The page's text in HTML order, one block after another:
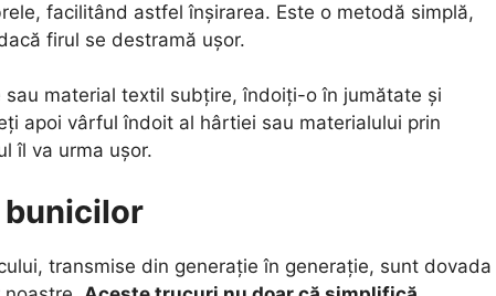
facilitând astfel înșirarea. Este o metodă simplă,
firul se destramă ușor.
material textil subțire, îndoiți-o în jumătate și
apoi vârful îndoit al hârtiei sau materialului prin
îl va urma ușor.
transmise din generație în generație, sunt dovada